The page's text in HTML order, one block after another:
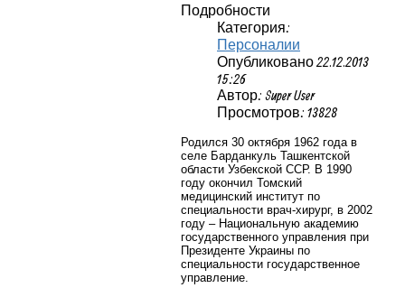
Подробности
Категория:
Персоналии
Опубликовано 22.12.2013
15:26
Автор: Super User
Просмотров: 13828
Родился 30 октября 1962 года в
селе Барданкуль Ташкентской
области Узбекской ССР. В 1990
году окончил Томский
медицинский институт по
специальности врач-хирург, в 2002
году – Национальную академию
государственного управления при
Президенте Украины по
специальности государственное
управление.